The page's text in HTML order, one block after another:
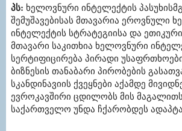
პს: ხელოვნური ინტელექტის
შემუშავებისას მთავარია ეროვნული
ინტელექტის სტრატეგიისა და
მთავარი საკითხია ხელოვნური
სერტიფიცირება პირადი
ბიზნესის თანაბარი პირობების
სკანდინავიის ქვეყნები აქამდე
ევროკავშირი ცდილობს მის მაგალითს
საქართველო უნდა ჩქარობდეს